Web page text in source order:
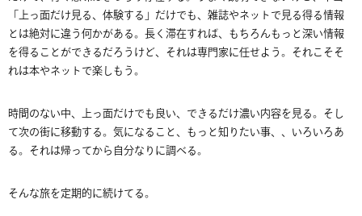
「上っ面だけ見る、体験する」だけでも、雑誌やネットで見る得る情報
とは絶対に違う何かがある。長く滞在すれば、もちろんもっと深い情報
を得ることができるだろうけど、それは専門家に任せよう。それこそそ
れは本やネットで楽しもう。
時間のない中、上っ面だけでも良い、できるだけ濃い内容を見る。そし
て次の街に移動する。気になること、もっと知りたい事、、いろいろあ
る。それは帰ってから自分なりに調べる。
そんな旅を定期的に続けてる。